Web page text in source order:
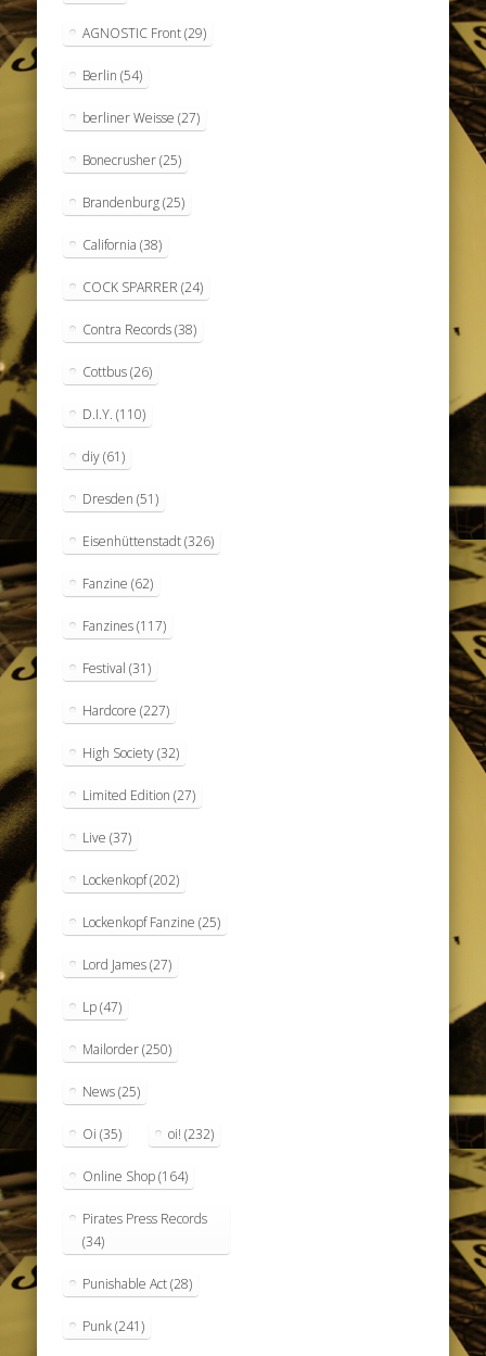
AGNOSTIC Front(29)
Berlin (54)
berliner Weisse (27)
Bonecrusher(25)
Brandenburg(25)
California (38)
COCK SPARRER (24)
Contra Records(38)
Cottbus(26)
D.I.Y. (110)
diy(61)
Dresden (51)
Eisenhüttenstadt(326)
Fanzine (62)
Fanzines(117)
Festival (31)
Hardcore (227)
High Society(32)
Limited Edition (27)
Live (37)
Lockenkopf(202)
Lockenkopf Fanzine (25)
Lord James(27)
Lp(47)
Mailorder(250)
News(25)
Oi (35) oi! (232)
Online Shop(164)
Pirates Press Records
(34)
Punishable Act(28)
Punk(241)